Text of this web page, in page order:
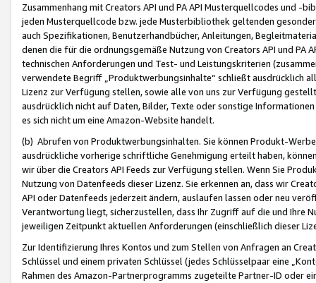
Zusammenhang mit Creators API und PA API Musterquellcodes und
jeden Musterquellcode bzw. jede Musterbibliothek geltenden
auch Spezifikationen, Benutzerhandbücher, Anleitungen,
denen die für die ordnungsgemäße Nutzung von Creators API und PA
technischen Anforderungen und Test- und Leistungskriterien
verwendete Begriff „Produktwerbungsinhalte“ schließt ausdrücklich
Lizenz zur Verfügung stellen, sowie alle von uns zur Verfügung
ausdrücklich nicht auf Daten, Bilder, Texte oder sonstige
es sich nicht um eine Amazon-Website handelt.
(b) Abrufen von Produktwerbungsinhalten. Sie können Produkt-
ausdrückliche vorherige schriftliche Genehmigung erteilt haben,
wir über die Creators API Feeds zur Verfügung stellen. Wenn Sie
Nutzung von Datenfeeds dieser Lizenz. Sie erkennen an, dass wir
API oder Datenfeeds jederzeit ändern, auslaufen lassen oder neu
Verantwortung liegt, sicherzustellen, dass Ihr Zugriff auf die und Ihre
jeweiligen Zeitpunkt aktuellen Anforderungen (einschließlich dieser
Zur Identifizierung Ihres Kontos und zum Stellen von Anfragen an
Schlüssel und einem privaten Schlüssel (jedes Schlüsselpaar eine
Rahmen des Amazon-Partnerprogramms zugeteilte Partner-ID oder